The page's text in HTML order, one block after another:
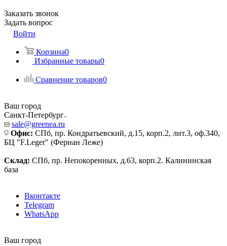
Заказать звонок
Задать вопрос
Войти
Корзина0
Избранные товары0
Сравнение товаров0
Ваш город
Санкт-Петербург
sale@greenea.ru
Офис: СПб, пр. Кондратьевский, д.15, корп.2, лит.3, оф.340,
БЦ "F.Leger" (Фернан Леже)
Склад: СПб, пр. Непокоренных, д.63, корп.2. Калининская
база
Вконтакте
Telegram
WhatsApp
Ваш город